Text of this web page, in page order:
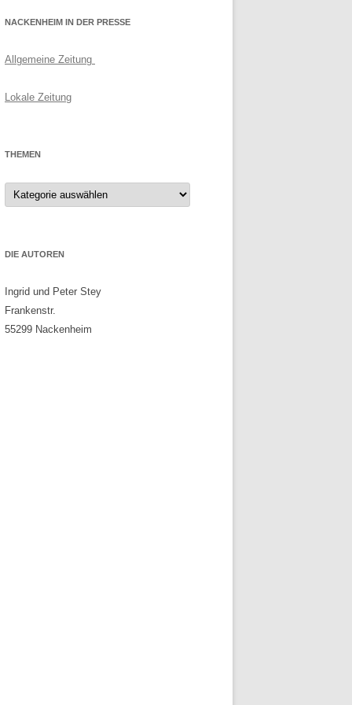
NACKENHEIM IN DER PRESSE
Allgemeine Zeitung
Lokale Zeitung
THEMEN
Themen
DIE AUTOREN
Ingrid und Peter Stey
Frankenstr.
55299 Nackenheim